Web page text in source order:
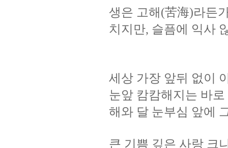
생은 고해(苦海)라든
치지만, 슬픔에 익사
세상 가장 앞뒤 없이
눈앞 캄캄해지는 바로
해와 달 눈부심 앞에
큰 기쁨 깊은 사랑 크